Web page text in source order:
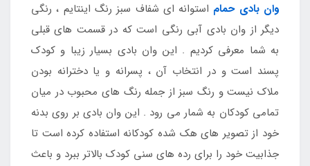
وان بادی حمام استوانه ای شفاف سبز رنگ اینتایم ، رنگی
دیگر از وان بادی آبی رنگی است که در قسمت های قبلی
به شما معرفی کردیم . این وان بادی بسیار زیبا و کودک
پسند است و در انتخاب آن ، پسرانه و یا دخترانه بودن
ملاک نیست و رنگ سبز از جمله رنگ های محبوب در میان
تمامی کودکان به شمار می رود . این وان بادی بر روی بدنه
خود از تصویر های هک شده کودکانه استفاده کرده است تا
جذابیت خود را برای رده های سنی کودک بالاتر ببرد و باعث